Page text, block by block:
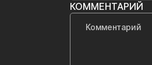
КОММЕНТАРИЙ